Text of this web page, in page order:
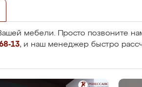
мебели. Просто позвоните
13, и наш менеджер быстро